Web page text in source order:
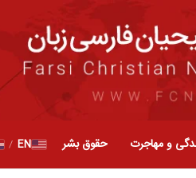
و مهاجرت حقوق بشر EN
/